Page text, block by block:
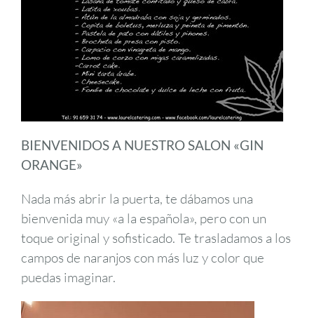
BIENVENIDOS A NUESTRO SALON «GIN
ORANGE»
Nada más abrir la puerta, te dábamos una
bienvenida muy «a la española», pero con un
toque original y sofisticado. Te trasladamos a los
campos de naranjos con más luz y color que
puedas imaginar.